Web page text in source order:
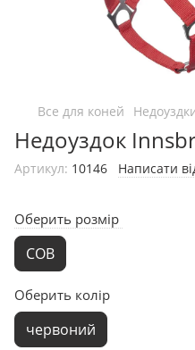
Все для коней
Недоуздок
Артикул: 10146 Написати
Оберить розмір
COB
Оберить колір
червоний